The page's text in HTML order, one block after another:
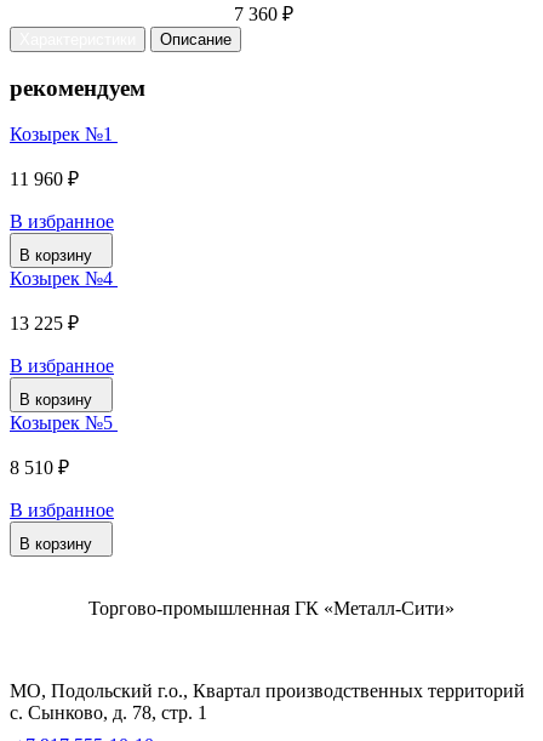
7 360 ₽
Описание
рекомендуем
Козырек №1
11 960 ₽
В избранное
В корзину
Козырек №4
13 225 ₽
В избранное
В корзину
Козырек №5
8 510 ₽
В избранное
В корзину
Торгово-промышленная ГК «Металл-Сити»
МО, Подольский г.о., Квартал производственных территорий
с. Сынково, д. 78, стр. 1